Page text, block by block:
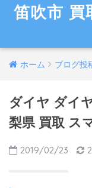
笛吹市
ホーム ブログ投
ダイヤ ダイ
梨県 買取 ス
2019/02/23